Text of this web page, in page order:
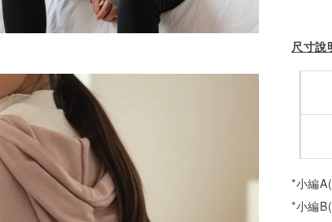
尺寸說
*小編
*小編